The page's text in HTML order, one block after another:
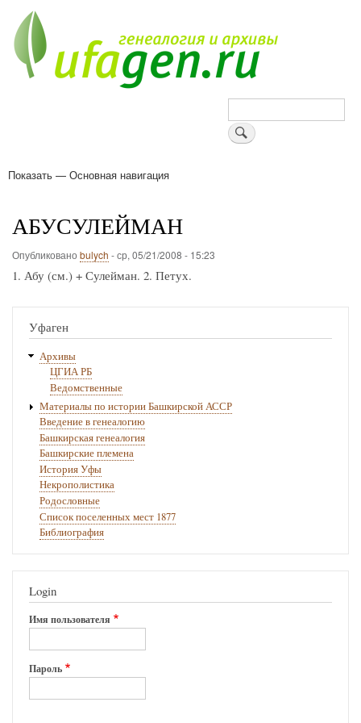
основному
содержанию
Поиск
Основная
Показать — Основная навигация
АБУСУЛЕЙМАН
Опубликовано bulych -ср, 05/21/2008 - 15:23
1. Абу (см.) + Сулейман. 2. Петух.
Уфаген
Архивы
ЦГИА РБ
Ведомственные
Материалы по истории Башкирской АССР
Введение в генеалогию
Башкирская генеалогия
Башкирские племена
История Уфы
Некрополистика
Родословные
Список поселенных мест 1877
Библиография
Login
Имя пользователя
Пароль